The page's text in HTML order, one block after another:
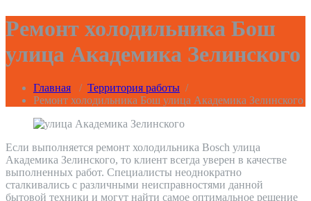
Ремонт холодильника Бош
улица Академика Зелинского
Главная / Территория работы /
Ремонт холодильника Бош улица Академика Зелинского
Если выполняется ремонт холодильника Bosch улица
Академика Зелинского, то клиент всегда уверен в качестве
выполненных работ. Специалисты неоднократно
сталкивались с различными неисправностями данной
бытовой техники и могут найти самое оптимальное решение